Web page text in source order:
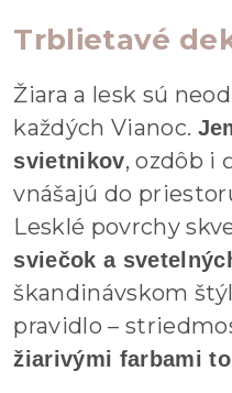
Trblietavé
Žiara a lesk sú
každých Vianoc.
svietnikov, ozdôb i
vnášajú do
Lesklé povrchy
sviečok a
škandinávskom
pravidlo –
žiarivými farbami